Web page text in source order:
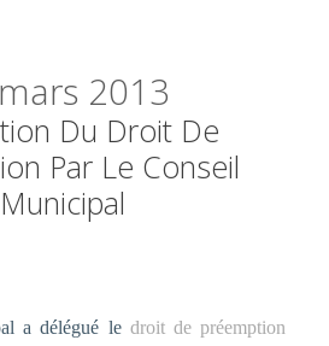
mars 2013
Du Droit De
Par Le Conseil
Municipal
a délégué le droit de préemption